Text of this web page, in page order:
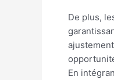
De plus,
En